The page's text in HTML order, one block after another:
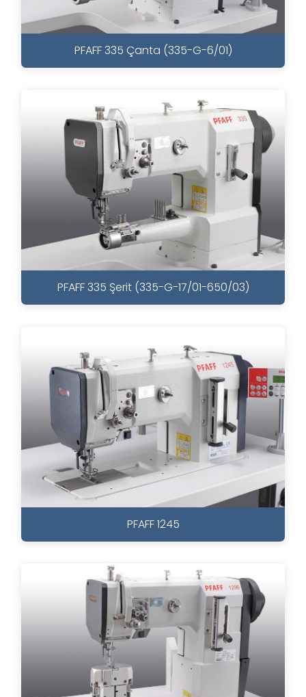
PFAFF 335 Çanta (335-G-6/01)
PFAFF 335 Şerit (335-G-17/01-650/03)
PFAFF 1245